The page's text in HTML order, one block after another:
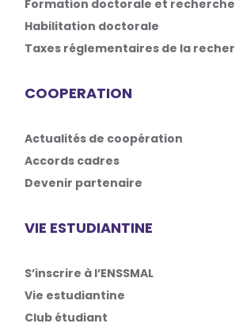
Formation doctorale et
Habilitation doctorale
Taxes réglementaires de la
COOPERATION
Actualités de coopération
Accords cadres
Devenir partenaire
VIE ESTUDIANTINE
S’inscrire à l’ENSSMAL
Vie estudiantine
Club étudiant